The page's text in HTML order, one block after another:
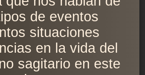
de eventos
situaciones
en la vida del
sagitario en este